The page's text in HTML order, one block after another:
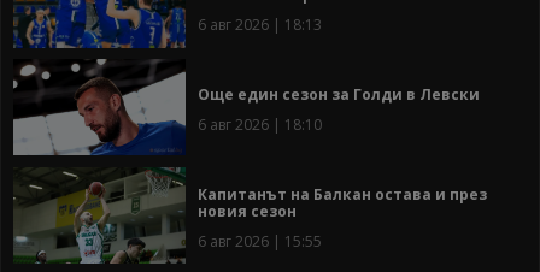
6 авг 2026 | 18:13
Още един сезон за Голди в Левски
6 авг 2026 | 18:10
Капитанът на Балкан остава и през
новия сезон
6 авг 2026 | 15:55